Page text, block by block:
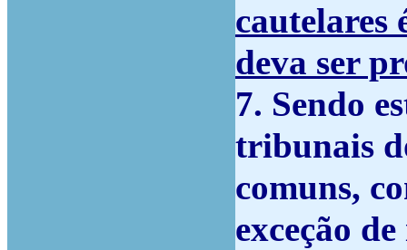
cautelares
deva ser
7. Sendo
tribunais
comuns,
exceção